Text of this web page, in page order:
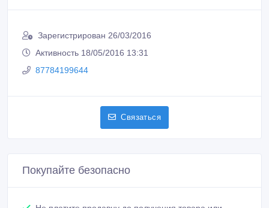
Зарегистрирован 26/03/2016
Активность 18/05/2016 13:31
87784199644
Связаться
Покупайте безопасно